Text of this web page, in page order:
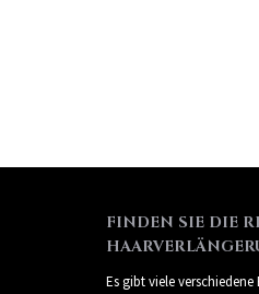
FINDEN SIE DIE
Es gibt viele